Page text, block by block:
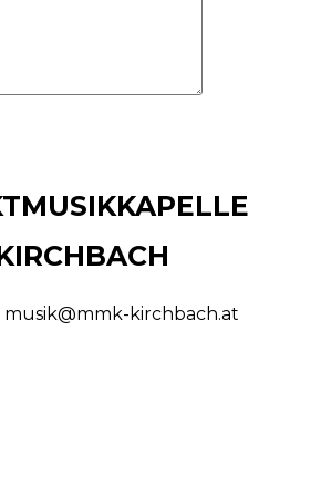
musik@mmk-kirchbach.at